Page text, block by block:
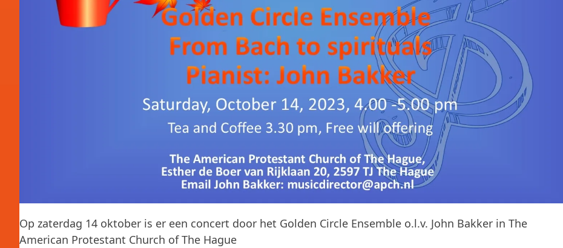
Op zaterdag 14 oktober is er een concert door het Golden Circle Ensemble o.l.v. John Bakker in The
American Protestant Church of The Hague